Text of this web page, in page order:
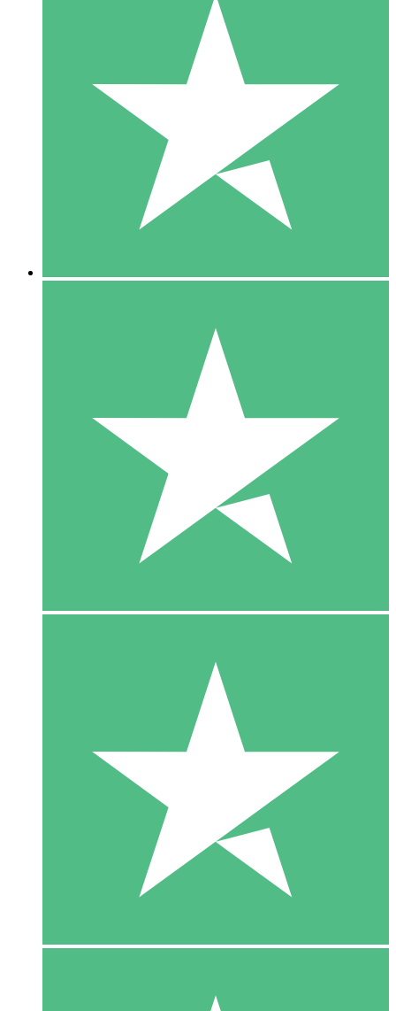
Pacotes de Créditos Individuais
Pague conforme o uso com créditos de download. Sem
1000
10 Downloads
20 00